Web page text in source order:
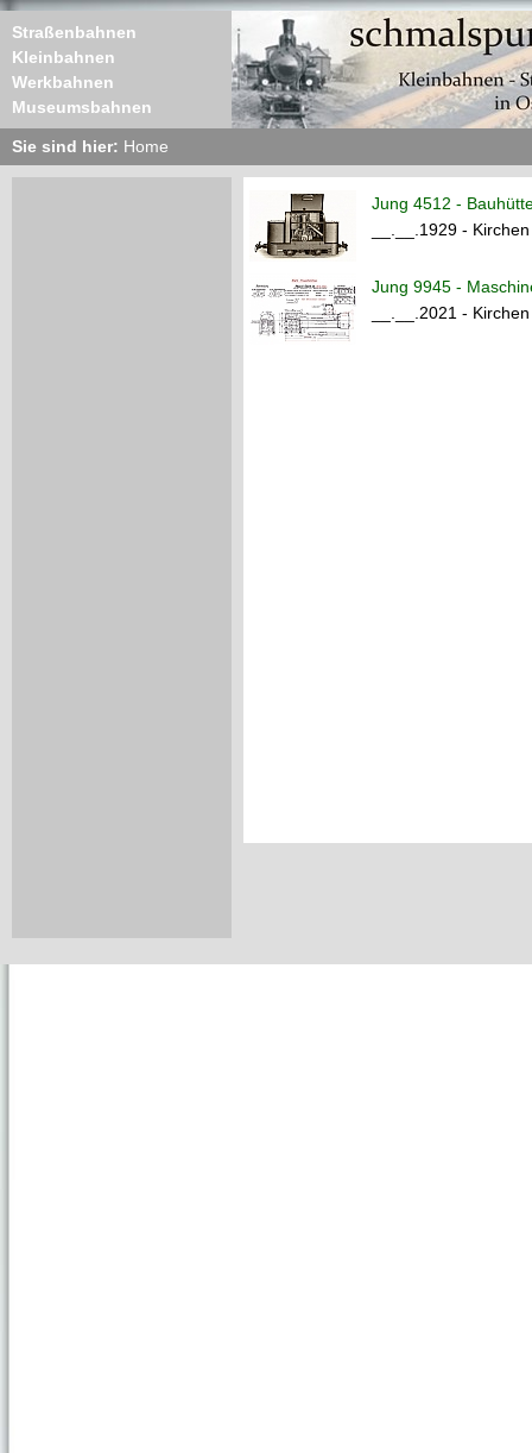
Straßenbahnen
Kleinbahnen
Werkbahnen
Museumsbahnen
Sie sind hier: Home
Jung 4512 -
__.__.1929 -
Jung 9945 -
__.__.2021 -